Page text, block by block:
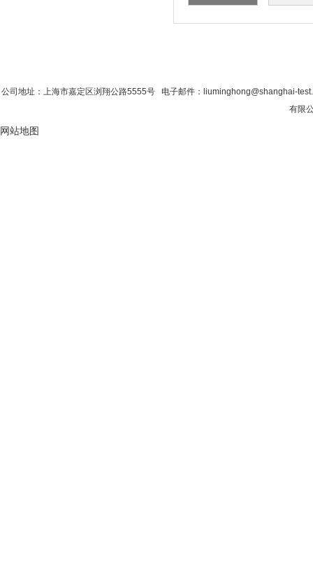
公司地址：上海市嘉定区浏翔公路5555号 电子邮件：liuminghong@shanghai-
有限
网站地图